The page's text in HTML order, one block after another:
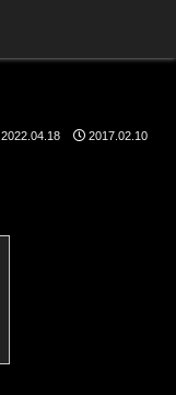
2022.04.18 2017.02.10